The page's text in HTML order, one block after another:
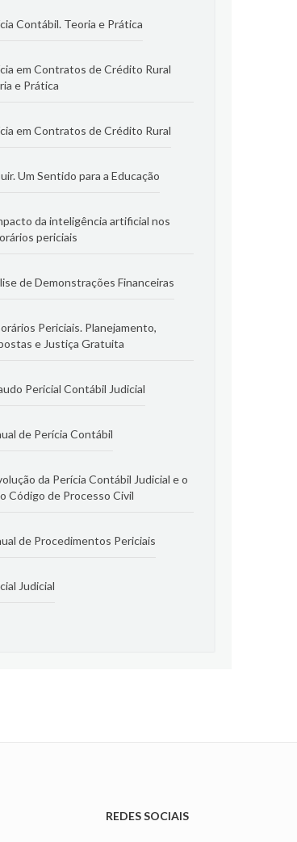
Contábil. Teoria e Prática
em Contratos de Crédito Rural
e Prática
em Contratos de Crédito Rural
Um Sentido para a Educação
da inteligência artificial nos
periciais
de Demonstrações Financeiras
Periciais. Planejamento,
e Justiça Gratuita
Pericial Contábil Judicial
de Perícia Contábil
da Perícia Contábil Judicial e o
Código de Processo Civil
de Procedimentos Periciais
Judicial
REDES SOCIAIS